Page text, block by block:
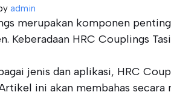
admin
merupakan komponen
Keberadaan HRC Couplings
jenis dan aplikasi, HRC
ini akan membahas secara